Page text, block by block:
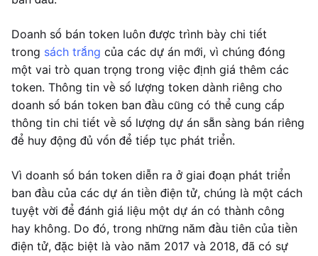
Doanh số bán token luôn được trình bày chi tiết
trong sách trắng của các dự án mới, vì chúng đóng
một vai trò quan trọng trong việc định giá thêm các
token. Thông tin về số lượng token dành riêng cho
doanh số bán token ban đầu cũng có thể cung cấp
thông tin chi tiết về số lượng dự án sẵn sàng bán riêng
để huy động đủ vốn để tiếp tục phát triển.
Vì doanh số bán token diễn ra ở giai đoạn phát triển
ban đầu của các dự án tiền điện tử, chúng là một cách
tuyệt vời để đánh giá liệu một dự án có thành công
hay không. Do đó, trong những năm đầu tiên của tiền
điện tử, đặc biệt là vào năm 2017 và 2018, đã có sự